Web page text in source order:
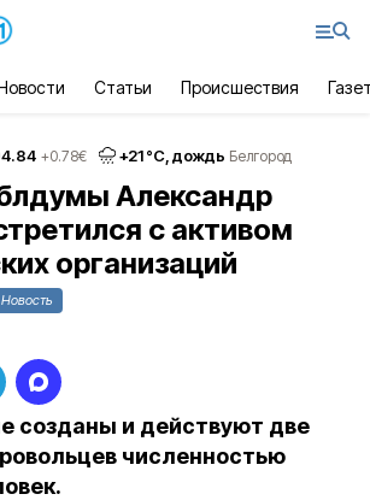
Статьи Происшествия
+0.78€ +21°С, дождь Белгород
Александр
с активом
организаций
Новость
созданы и действуют две
численностью